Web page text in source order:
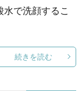
で洗顔するこ
続きを読む